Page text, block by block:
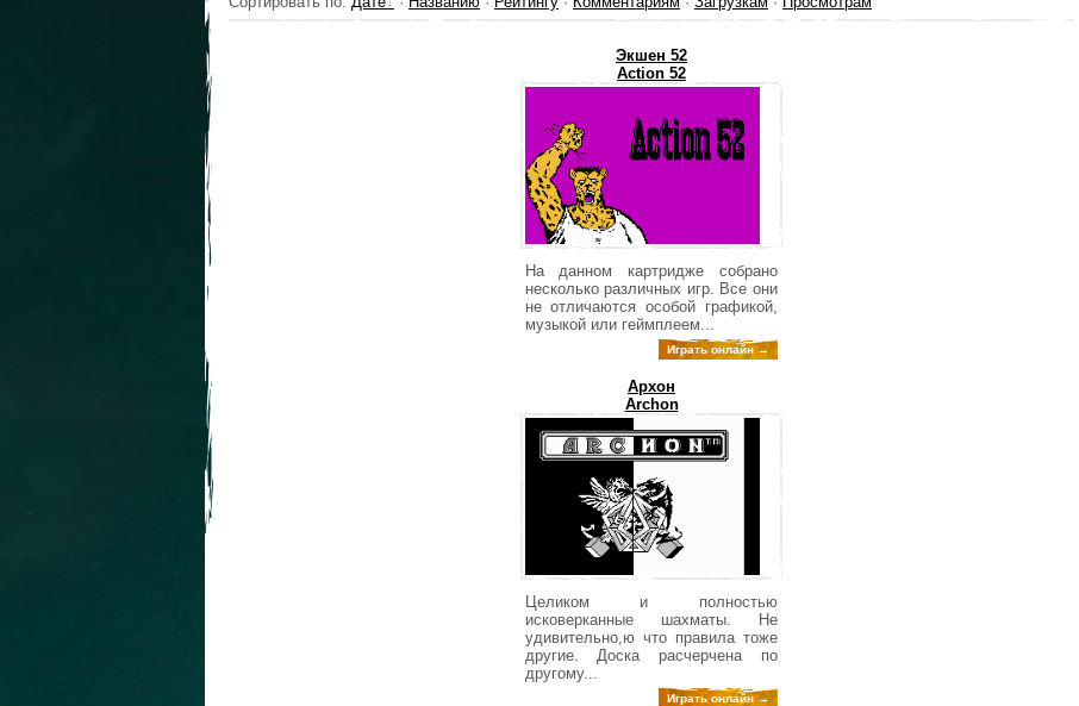
Экшен 52
Action 52
На данном картридже собрано
несколько различных игр. Все они
не отличаются особой графикой,
музыкой или геймплеем...
Играть онлайн →
Архон
Archon
Целиком и полностью
исковерканные шахматы. Не
удивительно,ю что правила тоже
другие. Доска расчерчена по
другому...
Играть онлайн →